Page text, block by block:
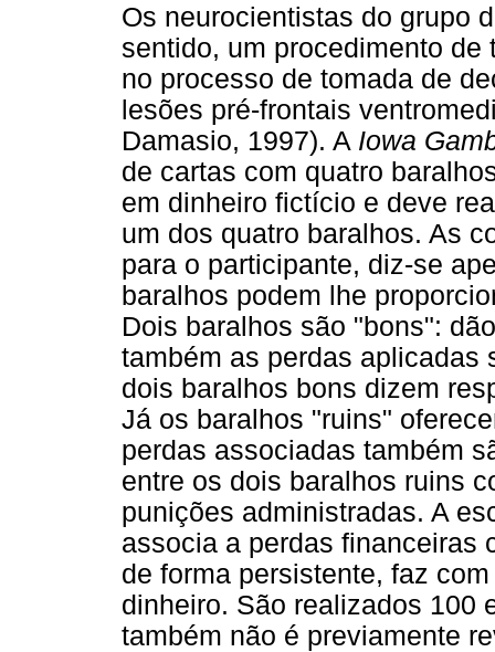
Os neurocientistas do grupo
sentido, um procedimento
no processo de tomada de
lesões pré-frontais
Damasio, 1997). A Iowa
de cartas com quatro
em dinheiro fictício e deve
um dos quatro baralhos. As
para o participante, diz-se
baralhos podem lhe
Dois baralhos são "bons":
também as perdas aplicadas
dois baralhos bons dizem
Já os baralhos "ruins"
perdas associadas também
entre os dois baralhos ruins
punições administradas. A
associa a perdas financeiras
de forma persistente, faz
dinheiro. São realizados 100
também não é previamente